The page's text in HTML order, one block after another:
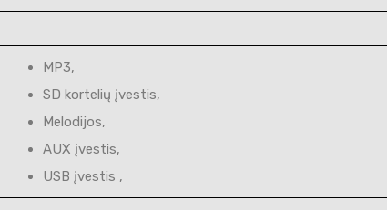
MP3,
SD kortelių įvestis,
Melodijos,
AUX įvestis,
USB įvestis ,